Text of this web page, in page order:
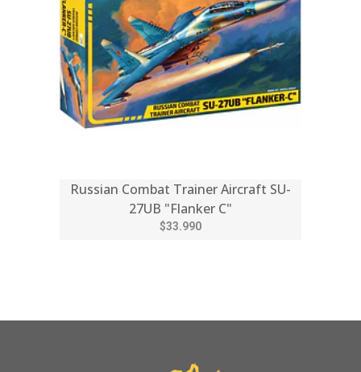
Russian Combat Trainer Aircraft SU-
27UB "Flanker C"
$33.990